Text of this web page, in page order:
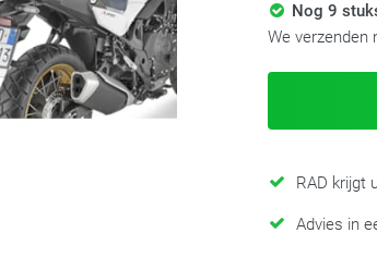
Nog 9
We verzenden
RAD krijgt
Advies in